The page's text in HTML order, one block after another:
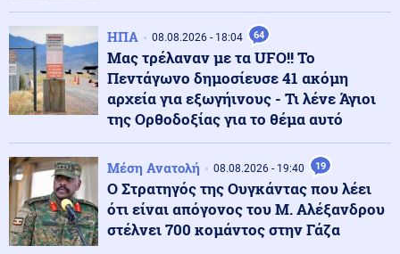
Κοινωνία
Συγκλονιστικό τροχαίο: Αυτοκίνητο συγκρούστηκε με
μηχανή αστυνομικών της ΔΙΑΣ στο Λαγονήσι
Ένοπλες Συρράξεις 08.08.2026 - 23:06
Καταγγελία για νυχτερινή είσοδο ισραηλινών
στρατευμάτων σε χωριό του Λιβάνου - Τι απαντά το
Ισραήλ
Ελληνοτουρκικά 08.08.2026 - 23:00
Ανάλυση: Η Ελληνική αντίδραση μετά την τριμερή
ΗΠΑ 08.08.2026 - 18:04 64
Μας τρέλαναν με τα UFO!! Το
Πεντάγωνο δημοσίευσε 41 ακόμη
αρχεία για εξωγήινους - Τι λένε Άγιοι
της Ορθοδοξίας για το θέμα αυτό
Μέση Ανατολή 08.08.2026 - 19:40 19
Ο Στρατηγός της Ουγκάντας που λέει
ότι είναι απόγονος του Μ. Αλέξανδρου
στέλνει 700 κομάντος στην Γάζα